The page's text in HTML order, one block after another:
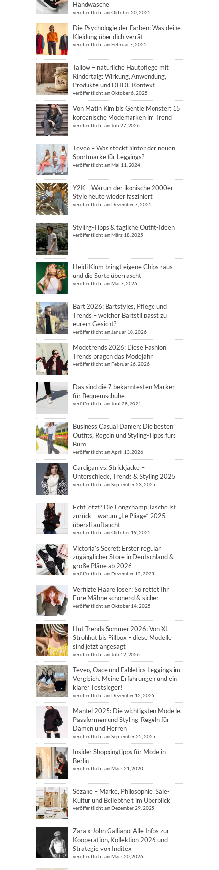
Handwäsche
veröffentlicht am Oktober 20, 2025
Die Psychologie der Farben: Was deine
Kleidung über dich verrät
veröffentlicht am Februar 7, 2025
Tallow – natürliche Hautpflege mit
Rindertalg: Wirkung, Anwendung,
Produkte und DHDL-Kontext
veröffentlicht am Oktober 6, 2025
Von Matin Kim bis Gentle Monster: 15
koreanische Modemarken im Trend
veröffentlicht am Juli 27, 2026
Teveo – Was steckt hinter der neuen
Sportmarke für Leggings?
veröffentlicht am Mai 11, 2024
Y2K – Warum der ikonische 2000er
Style heute wieder fasziniert
veröffentlicht am Dezember 7, 2025
Styling-Tipps & tägliche Outfit-Ideen
veröffentlicht am März 18, 2025
Heidi Klum bringt eigene Chips raus –
und die Sorte überrascht
veröffentlicht am Mai 7, 2026
Bart 2026: Bartstyles, Pflege und
Trends – welcher Bartstil passt zu
eurem Gesicht?
veröffentlicht am Januar 10, 2026
Modetrends 2026: Diese Fashion
Trends prägen das Modejahr
veröffentlicht am Februar 26, 2026
Das sind die 7 bekanntesten Marken
für Bequemschuhe
veröffentlicht am Juni 28, 2021
Business Casual Damen: Die besten
Outfits, Regeln und Styling-Tipps fürs
Büro
veröffentlicht am April 13, 2026
Cardigan vs. Strickjacke –
Unterschiede, Trends & Styling 2025
veröffentlicht am September 23, 2025
Echt jetzt? Die Longchamp Tasche ist
zurück – warum „Le Pliage“ 2025
überall auftaucht
veröffentlicht am Oktober 19, 2025
Victoria’s Secret: Erster regulär
zugänglicher Store in Deutschland &
große Pläne ab 2026
veröffentlicht am Dezember 15, 2025
Verfilzte Haare lösen: So rettet Ihr
Eure Mähne schonend & sicher
veröffentlicht am Oktober 14, 2025
Hut Trends Sommer 2026: Von XL-
Strohhut bis Pillbox – diese Modelle
sind jetzt angesagt
veröffentlicht am Juli 12, 2026
Teveo, Oace und Fabletics Leggings im
Vergleich. Meine Erfahrungen und ein
klarer Testsieger!
veröffentlicht am Dezember 12, 2025
Mantel 2025: Die wichtigsten Modelle,
Passformen und Styling-Regeln für
Damen und Herren
veröffentlicht am September 25, 2025
Insider Shoppingtipps für Mode in
Berlin
veröffentlicht am März 21, 2020
Sézane – Marke, Philosophie, Sale-
Kultur und Beliebtheit im Überblick
veröffentlicht am Dezember 29, 2025
Zara x John Galliano: Alle Infos zur
Kooperation, Kollektion 2026 und
Strategie von Inditex
veröffentlicht am März 20, 2026